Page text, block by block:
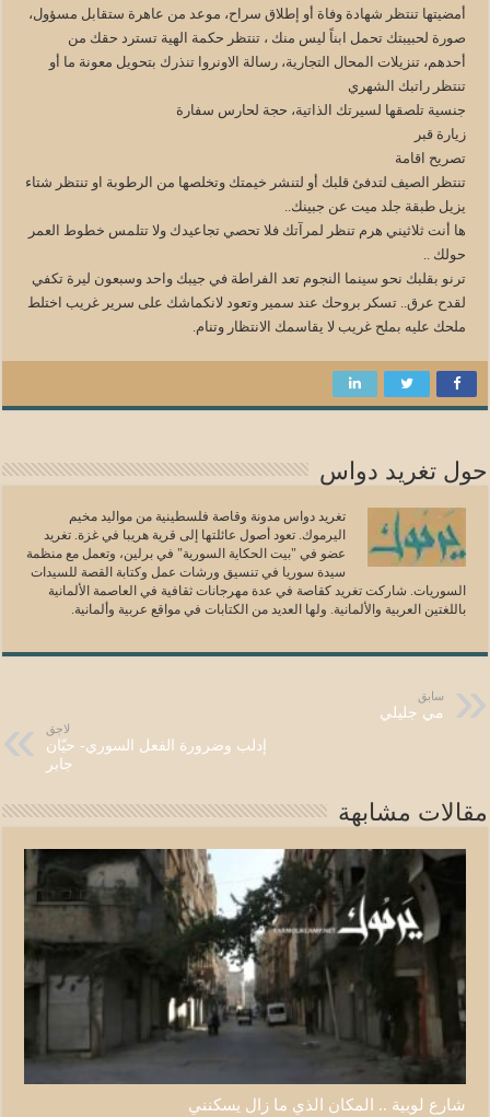
أمضيتها تنتظر شهادة وفاة أو إطلاق سراح، موعد من عاهرة ستقابل مسؤول،
صورة لحبيبتك تحمل ابناً ليس منك ، تنتظر حكمة الهية تسترد حقك من
أحدهم، تنزيلات المحال التجارية، رسالة الاونروا تنذرك بتحويل معونة ما أو
تنتظر راتبك الشهري
جنسية تلصقها لسيرتك الذاتية، حجة لحارس سفارة
زيارة قبر
تصريح اقامة
تنتظر الصيف لتدفئ قلبك أو لتنشر خيمتك وتخلصها من الرطوبة او تنتظر شتاء
يزيل طبقة جلد ميت عن جبينك..
ها أنت ثلاثيني هرم تنظر لمرآتك فلا تحصي تجاعيدك ولا تتلمس خطوط العمر
حولك ..
ترنو بقلبك نحو سينما النجوم تعد الفراطة في جيبك واحد وسبعون ليرة تكفي
لقدح عرق.. تسكر بروحك عند سمير وتعود لانكماشك على سرير غريب اختلط
ملحك عليه بملح غريب لا يقاسمك الانتظار وتنام.
حول تغريد دواس
تغريد دواس مدونة وقاصة فلسطينية من مواليد مخيم
اليرموك. تعود أصول عائلتها إلى قرية هريبا في غزة. تغريد
عضو في "بيت الحكاية السورية" في برلين، وتعمل مع منظمة
سيدة سوريا في تنسيق ورشات عمل وكتابة القصة للسيدات
السوريات. شاركت تغريد كقاصة في عدة مهرجانات ثقافية في العاصمة الألمانية
باللغتين العربية والألمانية. ولها العديد من الكتابات في مواقع عربية وألمانية.
سابق
مي جليلي
لاجق
إدلب وضرورة الفعل السوري- حيّان
جابر
مقالات مشابهة
شارع لوبية .. المكان الذي ما زال يسكنني